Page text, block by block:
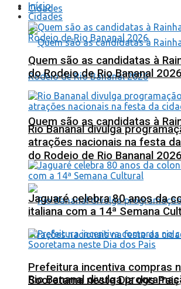
Cidades
Quem são as candidatas à
do Rodeio de Rio Bananal 2026
Rio Bananal divulga
Início
Cidades
Quem são as candidatas à
do Rodeio de Rio Bananal 2026
Rio Bananal divulga
atrações nacionais na festa
Jaguaré celebra 80 anos da
italiana com a 14ª Semana
Prefeitura incentiva compras
Sooretama neste Dia dos Pais